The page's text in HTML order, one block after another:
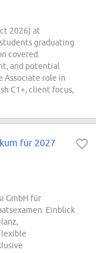
2026) at
graduating
covered.
and potential
role in
C1+, client focus,
für 2027
GmbH für
Einblick